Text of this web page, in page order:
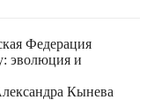
Федерация
эволюция и
Кынева